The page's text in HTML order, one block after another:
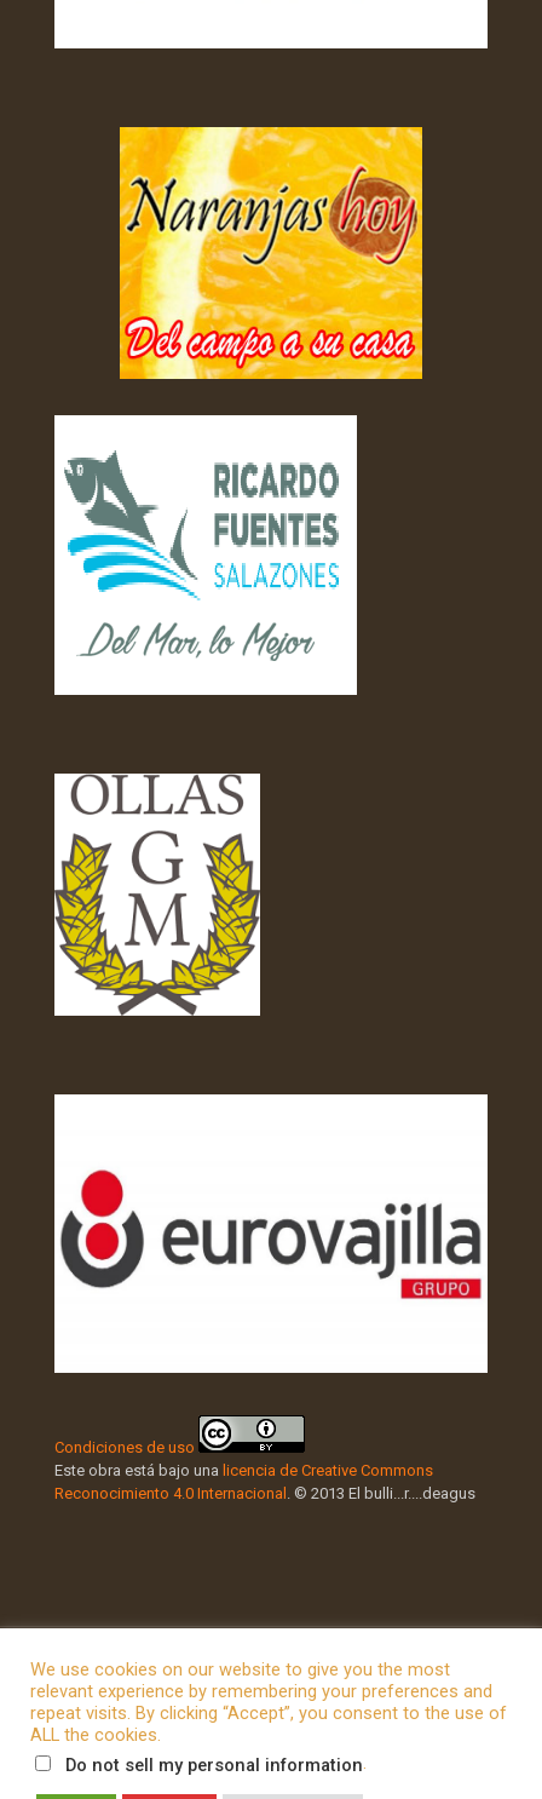
Condiciones de uso
Este obra está bajo una licencia de Creative Commons
Reconocimiento 4.0 Internacional . © 2013 El bulli...r....deagus
© 2026 Betheme by Muffin group | All Rights Reserved |
We use cookies on our website to give you the most
relevant experience by remembering your preferences and
repeat visits. By clicking “Accept”, you consent to the use of
ALL the cookies.
Do not sell my personal information.